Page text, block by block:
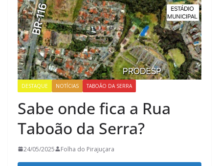
DESTAQUE NOTÍCIAS TABOÃO DA SERRA
Sabe onde fica a Rua
Taboão da Serra?
24/05/2025 Folha do Pirajuçara